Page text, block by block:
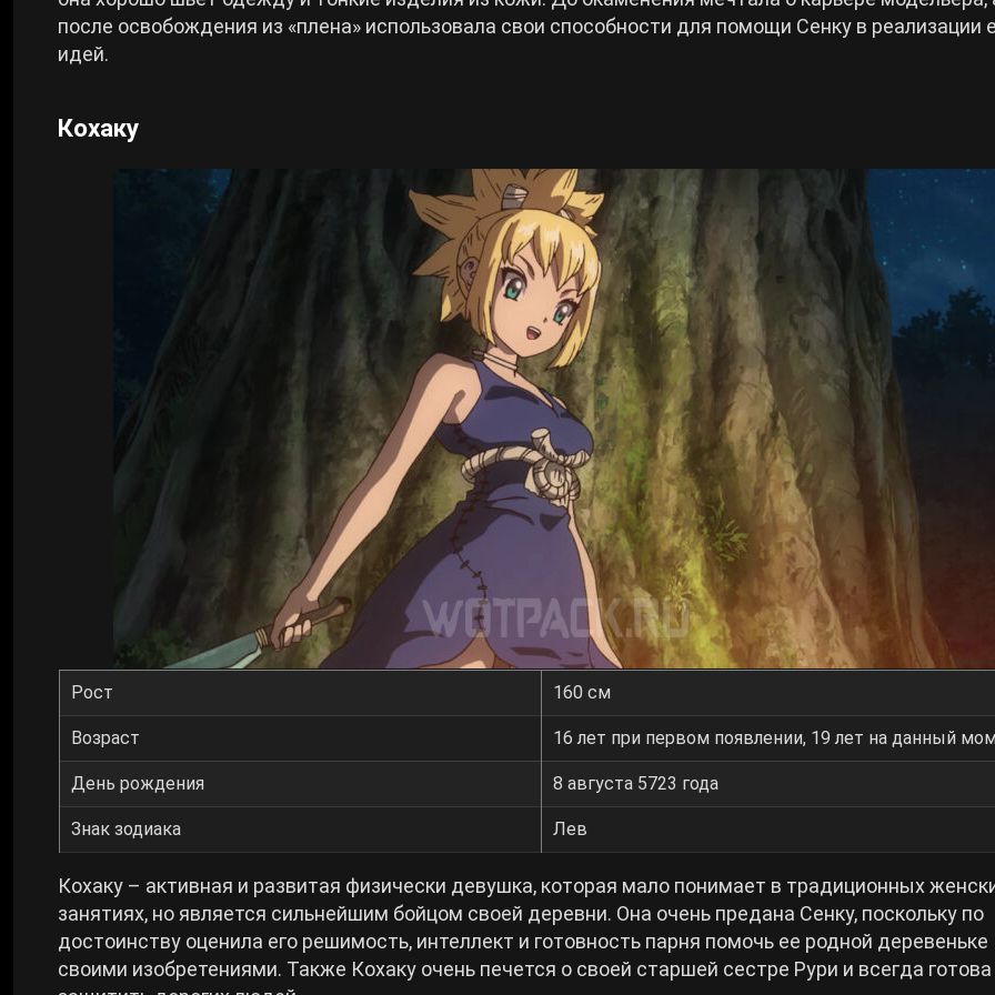
после освобождения из «плена» использовала свои способности для помощи Сенку в реализации
идей.
Кохаку
Рост 160 см
Возраст 16 лет при первом появлении, 19 лет на данный
День рождения 8 августа 5723 года
Знак зодиака Лев
Кохаку – активная и развитая физически девушка, которая мало понимает в традиционных
занятиях, но является сильнейшим бойцом своей деревни. Она очень предана Сенку, поскольку по
достоинству оценила его решимость, интеллект и готовность парня помочь ее родной деревеньке
своими изобретениями. Также Кохаку очень печется о своей старшей сестре Рури и всегда готова